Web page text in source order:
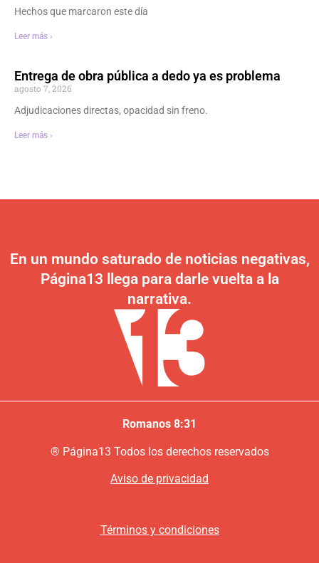
Hechos que marcaron este día
Leer más ›
Entrega de obra pública a dedo ya es problema
agosto 7, 2026
Adjudicaciones directas, opacidad sin freno.
Leer más ›
En un mundo saturado de noticias negativas,
Página13 llega para darle vuelta a la
narrativa.
Romanos 8:31
® Página13 Todos los derechos reservados
Aviso de privacidad
Términos y condiciones